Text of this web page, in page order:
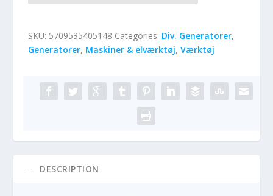
SKU: 5709535405148 Categories: Div. Generatorer,
Generatorer, Maskiner & elværktøj,Værktøj
DESCRIPTION